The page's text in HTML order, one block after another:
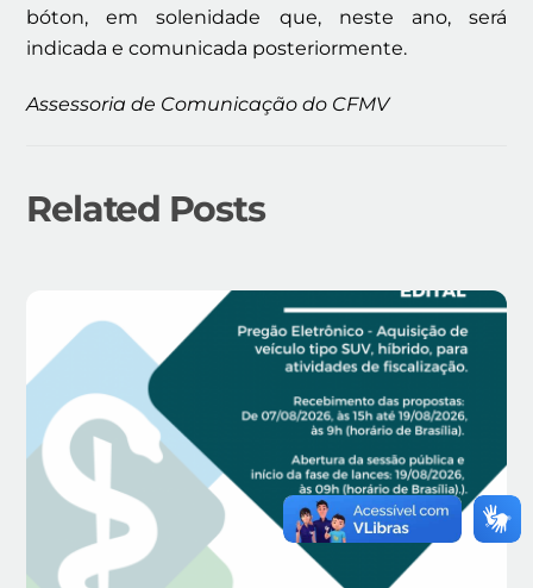
bóton, em solenidade que, neste ano, será
indicada e comunicada posteriormente.
Assessoria de Comunicação do CFMV
Related Posts